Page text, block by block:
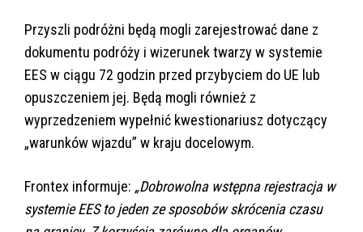
Przyszli podróżni będą mogli zarejestrować dane z
dokumentu podróży i wizerunek twarzy w systemie
EES w ciągu 72 godzin przed przybyciem do UE lub
opuszczeniem jej. Będą mogli również z
wyprzedzeniem wypełnić kwestionariusz dotyczący
„warunków wjazdu” w kraju docelowym.
Frontex informuje: „Dobrowolna wstępna rejestracja w
systemie EES to jeden ze sposobów skrócenia czasu